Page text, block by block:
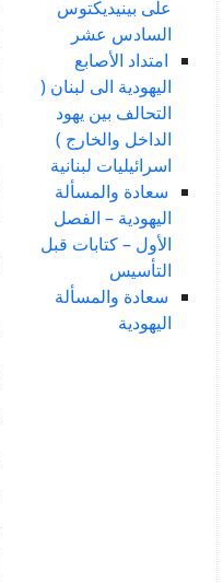
على بينيديكتوس
السادس عشر
امتداد الأصابع
اليهودية الى لبنان (
التحالف بين يهود
الداخل والخارج )
اسرائيليات لبنانية
سعادة والمسألة
اليهودية – الفصل
الأول – كتابات قبل
التأسيس
سعادة والمسألة
اليهودية